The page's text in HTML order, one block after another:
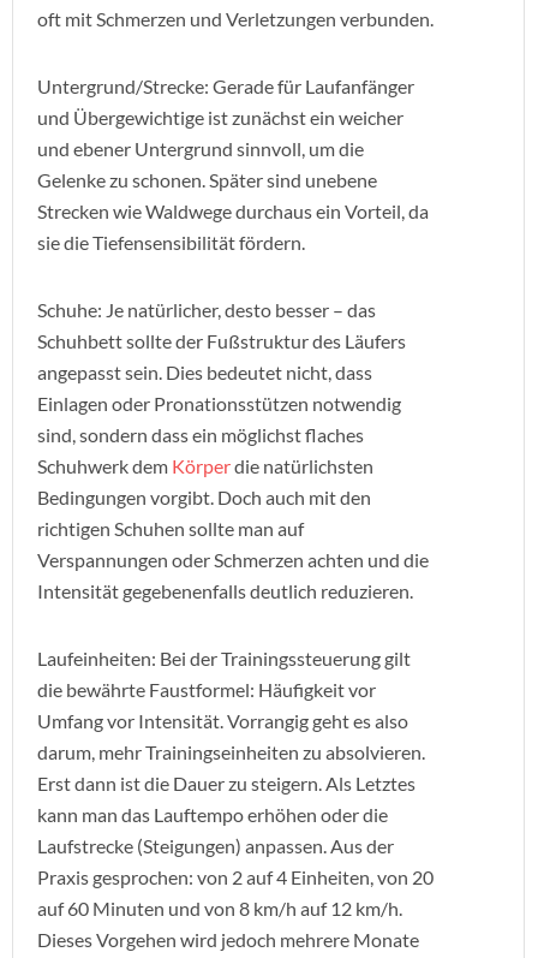
oft mit Schmerzen und Verletzungen verbunden.
Untergrund/Strecke: Gerade für Laufanfänger
und Übergewichtige ist zunächst ein weicher
und ebener Untergrund sinnvoll, um die
Gelenke zu schonen. Später sind unebene
Strecken wie Waldwege durchaus ein Vorteil, da
sie die Tiefensensibilität fördern.
Schuhe: Je natürlicher, desto besser – das
Schuhbett sollte der Fußstruktur des Läufers
angepasst sein. Dies bedeutet nicht, dass
Einlagen oder Pronationsstützen notwendig
sind, sondern dass ein möglichst flaches
Schuhwerk dem Körperdie natürlichsten
Bedingungen vorgibt. Doch auch mit den
richtigen Schuhen sollte man auf
Verspannungen oder Schmerzen achten und die
Intensität gegebenenfalls deutlich reduzieren.
Laufeinheiten: Bei der Trainingssteuerung gilt
die bewährte Faustformel: Häufigkeit vor
Umfang vor Intensität. Vorrangig geht es also
darum, mehr Trainingseinheiten zu absolvieren.
Erst dann ist die Dauer zu steigern. Als Letztes
kann man das Lauftempo erhöhen oder die
Laufstrecke (Steigungen) anpassen. Aus der
Praxis gesprochen: von 2 auf 4 Einheiten, von 20
auf 60 Minuten und von 8 km/h auf 12 km/h.
Dieses Vorgehen wird jedoch mehrere Monate